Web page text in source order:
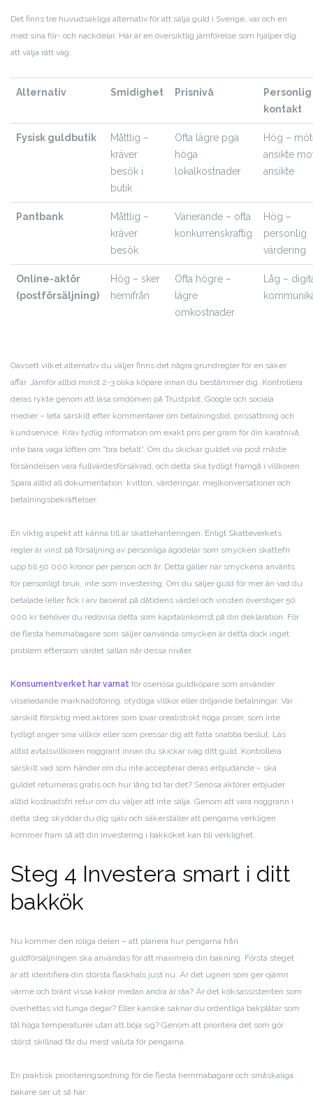
Det finns tre huvudsakliga alternativ för att sälja guld i Sverige, var och en
med sina för- och nackdelar. Här är en översiktlig jämförelse som hjälper dig
att välja rätt väg:
Alternativ Smidighet Prisnivå
Personlig
kontakt
Fysisk guldbutik
Måttlig –
kräver
besök i
butik
Ofta lägre pga
höga
lokalkostnader
Hög –
ansikte
ansikte
Pantbank
Måttlig –
kräver
besök
Varierande – ofta
konkurrenskraftig
Hög –
personlig
värdering
Online-aktör
(postförsäljning)
Hög – sker
hemifrån
Ofta högre –
lägre
omkostnader
Låg –
Oavsett vilket alternativ du väljer finns det några grundregler för en säker
affär. Jämför alltid minst 2-3 olika köpare innan du bestämmer dig. Kontrollera
deras rykte genom att läsa omdömen på Trustpilot, Google och sociala
medier – leta särskilt efter kommentarer om betalningstid, prissättning och
kundservice. Kräv tydlig information om exakt pris per gram för din karatnivå,
inte bara vaga löften om “bra betalt”. Om du skickar guldet via post måste
försändelsen vara fullvärdesförsäkrad, och detta ska tydligt framgå i villkoren.
Spara alltid all dokumentation: kvitton, värderingar, mejlkonversationer och
betalningsbekräftelser.
En viktig aspekt att känna till är skattehanteringen. Enligt Skatteverkets
regler är vinst på försäljning av personliga ägodelar som smycken skattefri
upp till 50 000 kronor per person och år. Detta gäller när smyckena använts
för personligt bruk, inte som investering. Om du säljer guld för mer än vad du
betalade (eller fick i arv baserat på dåtidens värde) och vinsten överstiger 50
000 kr behöver du redovisa detta som kapitalinkomst på din deklaration. För
de flesta hemmabagare som säljer oanvända smycken är detta dock inget
problem eftersom värdet sällan når dessa nivåer.
Konsumentverket har varnat för oseriösa guldköpare som använder
vilseledande marknadsföring, otydliga villkor eller dröjande betalningar. Var
särskilt försiktig med aktörer som lovar orealistiskt höga priser, som inte
tydligt anger sina villkor eller som pressar dig att fatta snabba beslut. Läs
alltid avtalsvillkoren noggrant innan du skickar iväg ditt guld. Kontrollera
särskilt vad som händer om du inte accepterar deras erbjudande – ska
guldet returneras gratis och hur lång tid tar det? Seriösa aktörer erbjuder
alltid kostnadsfri retur om du väljer att inte sälja. Genom att vara noggrann i
detta steg skyddar du dig själv och säkerställer att pengarna verkligen
kommer fram så att din investering i bakköket kan bli verklighet.
Steg 4 Investera smart i ditt
bakkök
Nu kommer den roliga delen – att planera hur pengarna från
guldförsäljningen ska användas för att maximera din bakning. Första steget
är att identifiera din största flaskhals just nu. Är det ugnen som ger ojämn
värme och bränt vissa kakor medan andra är råa? Är det köksassistenten som
överhettas vid tunga degar? Eller kanske saknar du ordentliga bakplåtar som
tål höga temperaturer utan att böja sig? Genom att prioritera det som gör
störst skillnad får du mest valuta för pengarna.
En praktisk prioriteringsordning för de flesta hemmabagare och småskaliga
bakare ser ut så här: